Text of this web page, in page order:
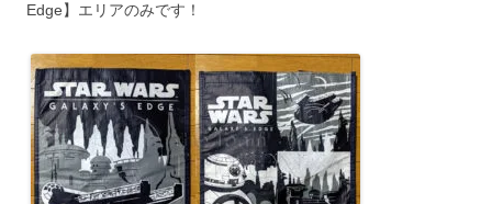
Edge】エリアのみです！